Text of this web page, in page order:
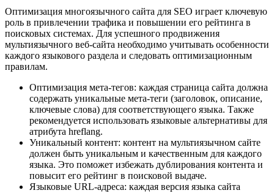
Оптимизация многоязычного сайта для SEO играет ключевую
роль в привлечении трафика и повышении его рейтинга в
поисковых системах. Для успешного продвижения
мультиязычного веб-сайта необходимо учитывать особенности
каждого языкового раздела и следовать оптимизационным
правилам.
Оптимизация мета-тегов: каждая страница сайта должна
содержать уникальные мета-теги (заголовок, описание,
ключевые слова) для соответствующего языка. Также
рекомендуется использовать языковые альтернативы для
атрибута hreflang.
Уникальный контент: контент на мультиязычном сайте
должен быть уникальным и качественным для каждого
языка. Это поможет избежать дублирования контента и
повысит его рейтинг в поисковой выдаче.
Языковые URL-адреса: каждая версия языка сайта